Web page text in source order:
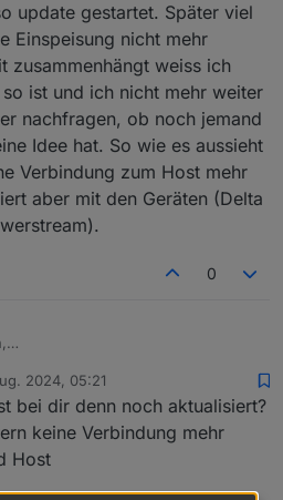
update gestartet. Später viel
Einspeisung nicht mehr
zusammenhängt weiss ich
ist und ich nicht mehr weiter
nachfragen, ob noch jemand
Idee hat. So wie es aussieht
Verbindung zum Host mehr
aber mit den Geräten (Delta
0
Lüfter zur Abkühlung steuern.
so, als würden die Informationen in
Hier die Felder, die ich
Problem? Nutze ich die falschen
Eure Hilfe. Ganz besonders
Rookie schonmal einen
Hinweis gab 😉
2024, 05:21
bei dir denn noch aktualisiert?
keine Verbindung mehr
Host